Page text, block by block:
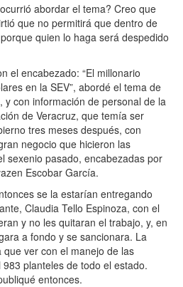
abordar el tema? Creo que
que no permitirá que dentro de
quien lo haga será despedido
el encabezado: “El millonario
en la SEV”, abordé el tema de
y con información de personal de la
de Veracruz, que temía ser
tres meses después, con
negocio que hicieron las
sexenio pasado, encabezadas por
Escobar García.
se la estarían entregando
Claudia Tello Espinoza, con el
y no les quitaran el trabajo, y, en
a fondo y se sancionara. La
que ver con el manejo de las
983 planteles de todo el estado.
entonces.